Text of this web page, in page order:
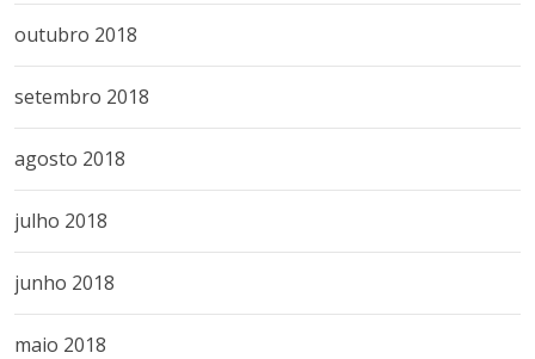
outubro 2018
setembro 2018
agosto 2018
julho 2018
junho 2018
maio 2018